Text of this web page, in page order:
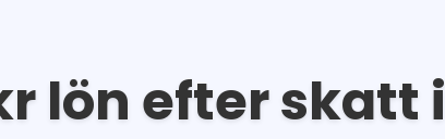
lön efter skatt i